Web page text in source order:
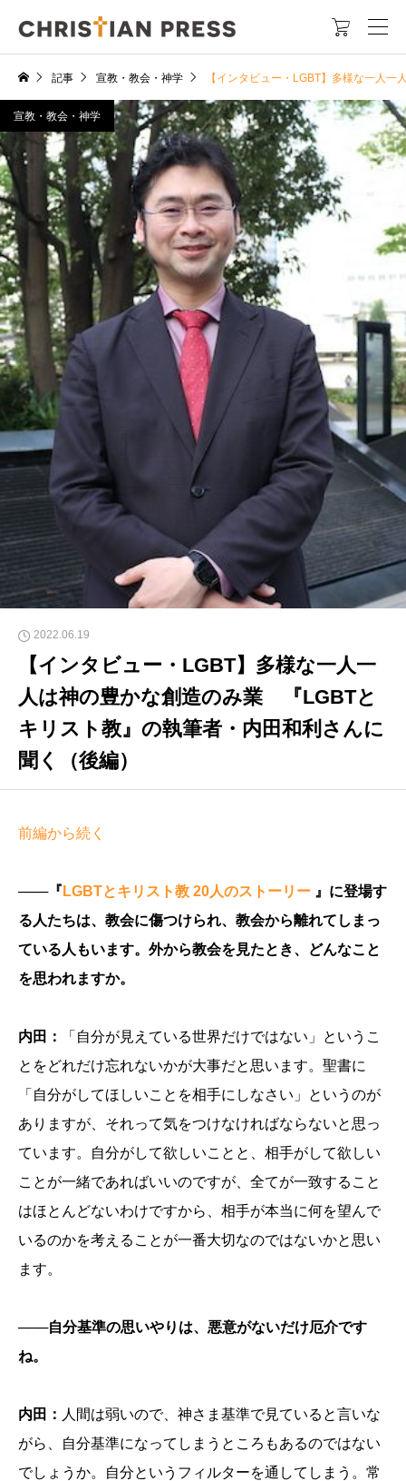

記事 宣教・教会・神学 【インタビュー・LGBT】多様な一人
宣教・教会・神学
2022.06.19
【インタビュー・LGBT】多様な一人一
人は神の豊かな創造のみ業 『LGBTと
キリスト教』の執筆者・内田和利さんに
聞く（後編）
前編から続く
───『 LGBTとキリスト教 20人のストーリー 』に登場す
る人たちは、教会に傷つけられ、教会から離れてしまっ
ている人もいます。外から教会を見たとき、どんなこと
を思われますか。
内田：
「自分が見えている世界だけではない」というこ
とをどれだけ忘れないかが大事だと思います。聖書に
「自分がしてほしいことを相手にしなさい」というのが
ありますが、それって気をつけなければならないと思っ
ています。自分がして欲しいことと、相手がして欲しい
ことが一緒であればいいのですが、全てが一致すること
はほとんどないわけですから、相手が本当に何を望んで
いるのかを考えることが一番大切なのではないかと思い
ます。
───自分基準の思いやりは、悪意がないだけ厄介です
ね。
内田： 人間は弱いので、神さま基準で見ていると言いな
がら、自分基準になってしまうところもあるのではない
でしょうか。自分というフィルターを通してしまう。常